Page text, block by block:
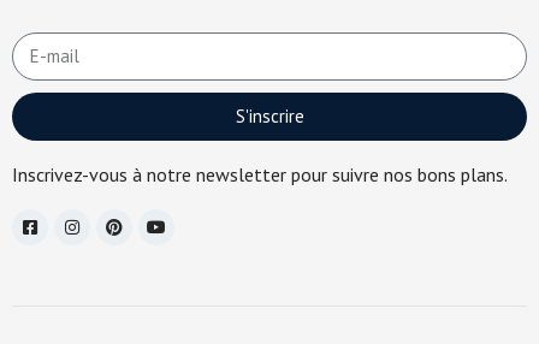
S'inscrire
Inscrivez-vous à notre newsletter pour suivre nos bons plans.